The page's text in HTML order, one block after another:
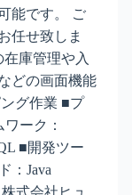
能です。 ご
任せ致しま
庫管理や入
どの画面機能
グ作業 ■プ
ーク：
■開発ツー
：Java
式会社ヒュ